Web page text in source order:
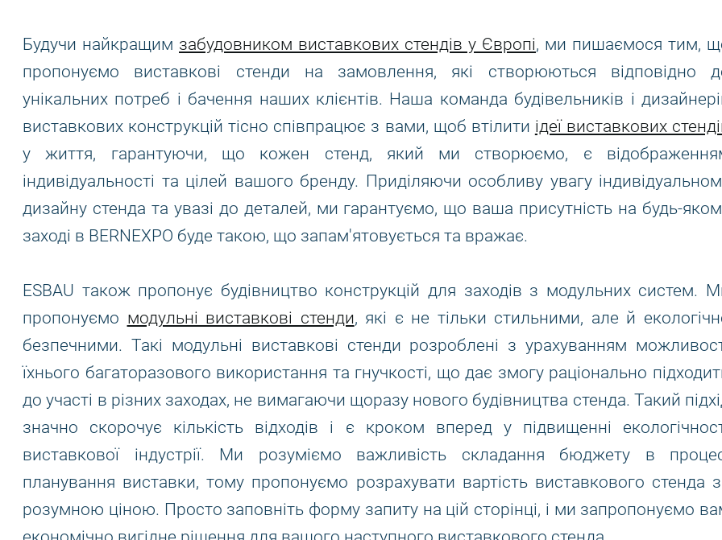
Будучи найкращим забудовником виставкових стендів у Європі, ми пишаємося тим,
пропонуємо виставкові стенди на замовлення, які створюються відповідно
унікальних потреб і бачення наших клієнтів. Наша команда будівельників і
виставкових конструкцій тісно співпрацює з вами, щоб втілити ідеї виставкових
у життя, гарантуючи, що кожен стенд, який ми створюємо, є
індивідуальності та цілей вашого бренду. Приділяючи особливу увагу
дизайну стенда та увазі до деталей, ми гарантуємо, що ваша присутність на будь-
заході в BERNEXPO буде такою, що запам'ятовується та вражає.
ESBAU також пропонує будівництво конструкцій для заходів з модульних систем.
пропонуємо модульні виставкові стенди, які є не тільки стильними, але й
безпечними. Такі модульні виставкові стенди розроблені з урахуванням
їхнього багаторазового використання та гнучкості, що дає змогу раціонально
до участі в різних заходах, не вимагаючи щоразу нового будівництва стенда. Такий
значно скорочує кількість відходів і є кроком вперед у підвищенні
виставкової індустрії. Ми розуміємо важливість складання бюджету в
планування виставки, тому пропонуємо розрахувати вартість виставкового стенда
розумною ціною. Просто заповніть форму запиту на цій сторінці, і ми запропонуємо